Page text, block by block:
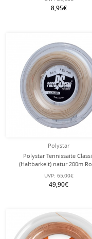
8,95€
Polystar
Polystar Tennissaite
(Haltbarkeit) natur 200m
UVP: 65,00€
49,90€